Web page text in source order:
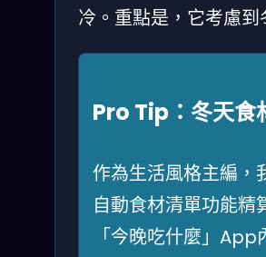
冷。重點是，它考慮
Pro Tip：冬天食
作為生活風格主編，
自動食材清單功能
「今晚吃什麼」